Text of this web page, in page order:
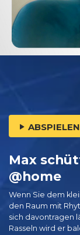
ABSPIELEN
Max
@home
Wenn Sie dem
den Raum mit
sich davontragen
Rasseln wird er